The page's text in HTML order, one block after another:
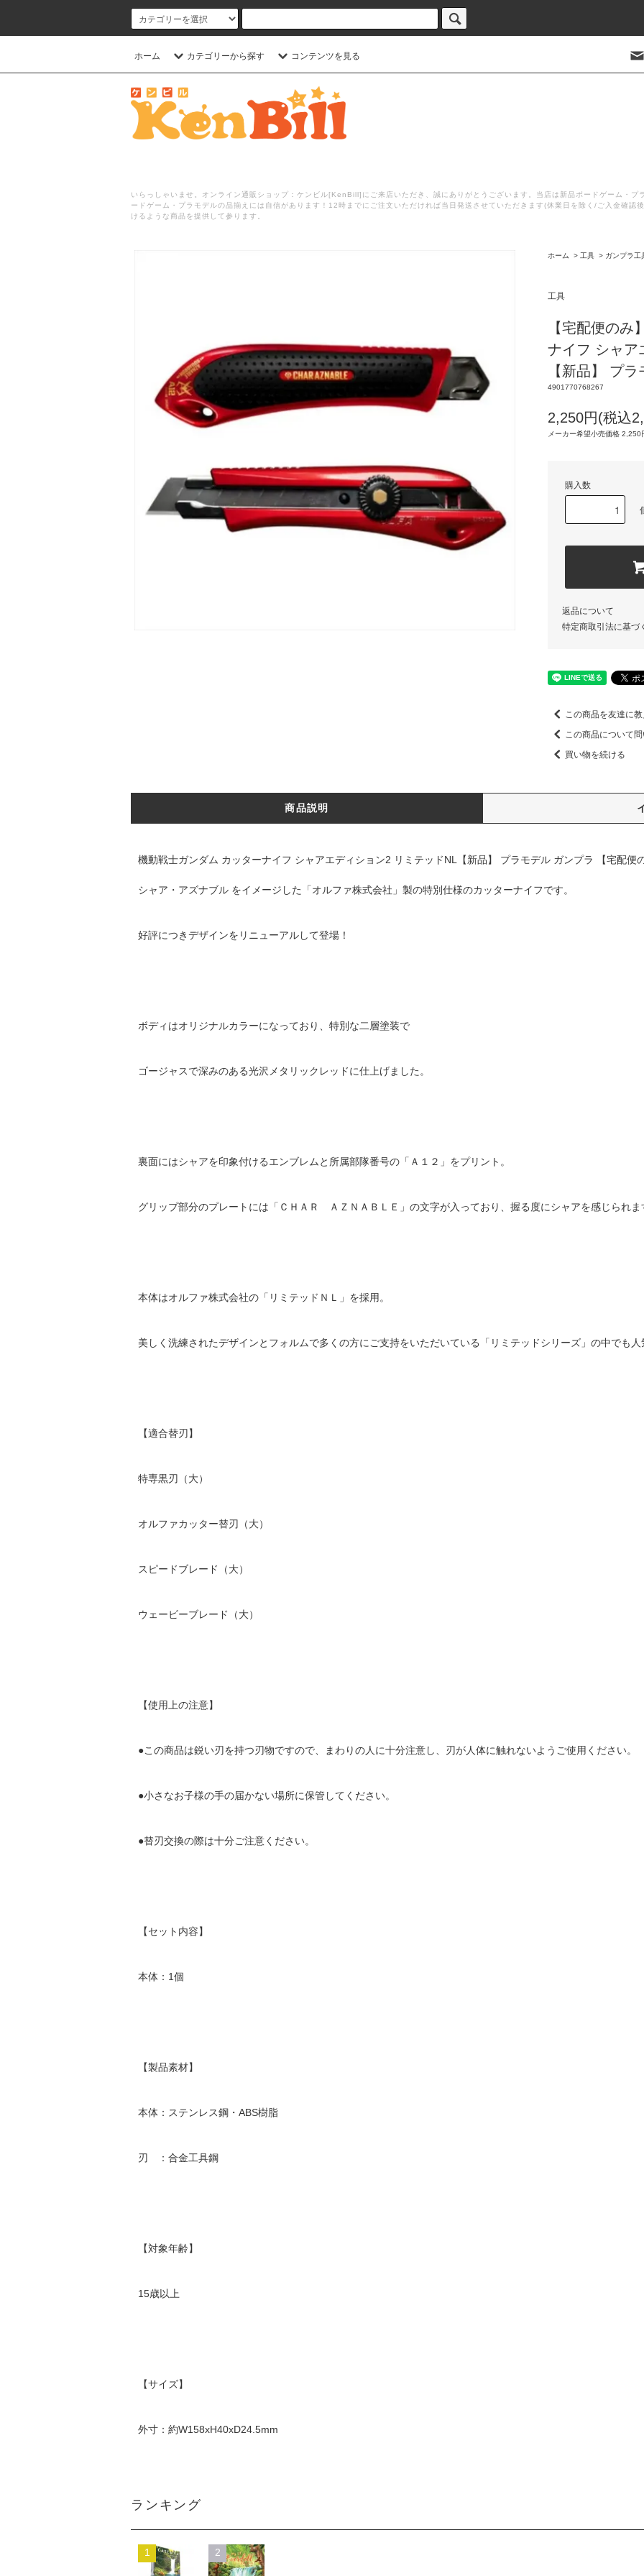
ホーム カテゴリーから探す コンテンツを見る
いらっしゃいませ。オンライン通販ショップ：ケンビル[KenBill]にご来店いただき、誠にありがとうございます。当店は新品ボードゲーム・プ
ードゲーム・プラモデルの品揃えには自信があります！12時までにご注文いただければ当日発送させていただきます(休業日を除く/ご入金確認
けるような商品を提供して参ります。
ホーム > 工具 > ガンプラ工
工具
【宅配便の
ナイフ シャア
【新品】 プラ
4901770768267
2,250円(税込
メーカー希望小売価格
購入数
返品について
特定商取引法に基づ
この商品を友達に
この商品について
買い物を続ける
商品説明
機動戦士ガンダム カッターナイフ シャアエディション2 リミテッドNL【新品】 プラモデル ガンプラ 【宅配便
シャア・アズナブル をイメージした「オルファ株式会社」製の特別仕様のカッターナイフです。
好評につきデザインをリニューアルして登場！
ボディはオリジナルカラーになっており、特別な二層塗装で
ゴージャスで深みのある光沢メタリックレッドに仕上げました。
裏面にはシャアを印象付けるエンブレムと所属部隊番号の「Ａ１２」をプリント。
グリップ部分のプレートには「ＣＨＡＲ ＡＺＮＡＢＬＥ」の文字が入っており、握る度にシャアを感じられま
本体はオルファ株式会社の「リミテッドＮＬ」を採用。
美しく洗練されたデザインとフォルムで多くの方にご支持をいただいている「リミテッドシリーズ」の中でも
【適合替刃】
特専黒刃（大）
オルファカッター替刃（大）
スピードブレード（大）
ウェービーブレード（大）
【使用上の注意】
●この商品は鋭い刃を持つ刃物ですので、まわりの人に十分注意し、刃が人体に触れないようご使用ください。
●小さなお子様の手の届かない場所に保管してください。
●替刃交換の際は十分ご注意ください。
【セット内容】
本体：1個
【製品素材】
本体：ステンレス鋼・ABS樹脂
刃 ：合金工具鋼
【対象年齢】
15歳以上
【サイズ】
外寸：約W158xH40xD24.5mm
ランキング
1 2